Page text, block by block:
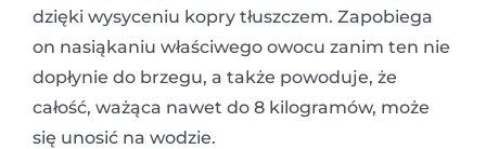
dzięki wysyceniu kopry tłuszczem. Zapobiega
on nasiąkaniu właściwego owocu zanim ten nie
dopłynie do brzegu, a także powoduje, że
całość, ważąca nawet do 8 kilogramów, może
się unosić na wodzie.